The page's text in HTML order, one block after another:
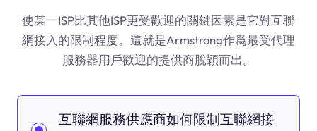
使某一ISP比其他ISP更受歡迎的關鍵因素是它對互聯
網接入的限制程度。這就是Armstrong作爲最受代理
服務器用戶歡迎的提供商脫穎而出。
互聯網服務供應商如何限制互聯網接